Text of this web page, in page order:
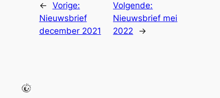
← Vorige:
Nieuwsbrief
december 2021
Volgende:
Nieuwsbrief mei
2022
→